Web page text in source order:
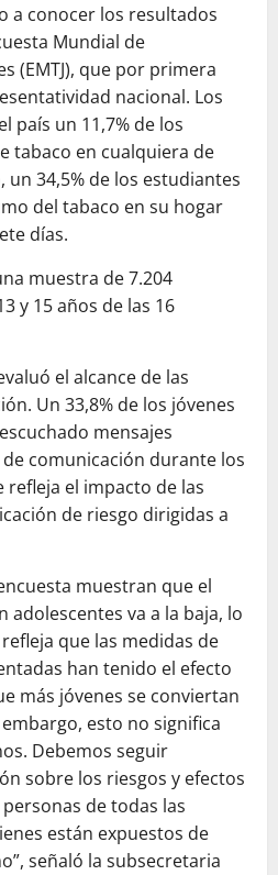
a conocer los resultados
Mundial de
(EMTJ), que por primera
nacional. Los
país un 11,7% de los
tabaco en cualquiera de
un 34,5% de los estudiantes
del tabaco en su hogar
días.
muestra de 7.204
y 15 años de las 16
el alcance de las
Un 33,8% de los jóvenes
mensajes
comunicación durante los
refleja el impacto de las
de riesgo dirigidas a
muestran que el
adolescentes va a la baja, lo
que las medidas de
han tenido el efecto
más jóvenes se conviertan
esto no significa
Debemos seguir
sobre los riesgos y efectos
de todas las
están expuestos de
señaló la subsecretaria